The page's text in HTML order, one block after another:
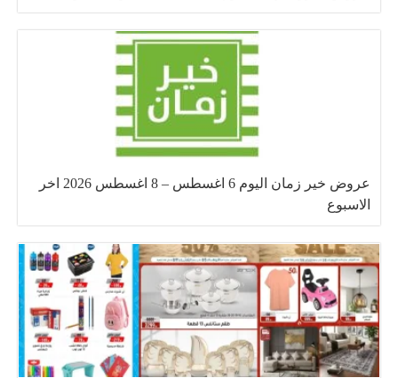
عروض خير زمان اليوم 6 اغسطس – 8 اغسطس 2026 اخر
الاسبوع